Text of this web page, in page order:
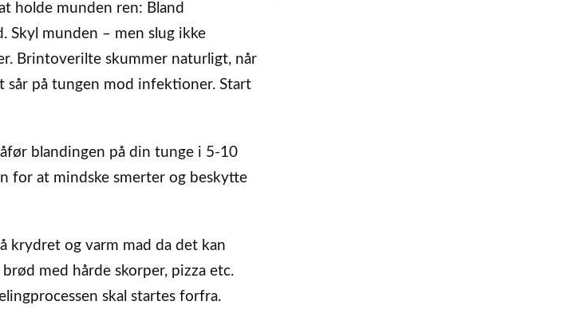
holde munden ren: Bland
munden – men slug ikke
Brintoverilte skummer naturligt, når
på tungen mod infektioner. Start
blandingen på din tunge i 5-10
for at mindske smerter og beskytte
krydret og varm mad da det kan
med hårde skorper, pizza etc.
skal startes forfra.